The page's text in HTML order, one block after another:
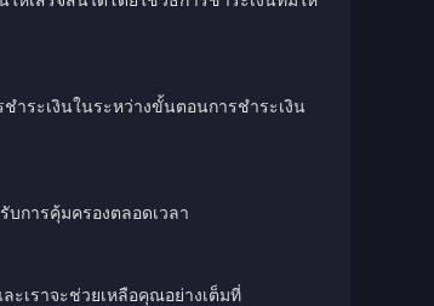
ำระเงินในระหว่างขั้นตอนการชำระเงิน
การคุ้มครองตลอดเวลา
เราจะช่วยเหลือคุณอย่างเต็มที่